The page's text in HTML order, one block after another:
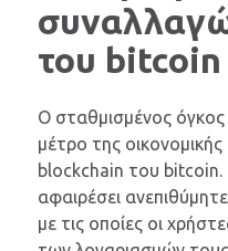
του bitcoin
Ο σταθμισμένος όγκος
μέτρο της
blockchain του bitcoin.
αφαιρέσει
με τις οποίες οι